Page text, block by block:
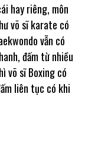
hay riêng, môn
võ sĩ karate có
vẫn có
đấm từ nhiều
võ sĩ Boxing có
liên tục có khi